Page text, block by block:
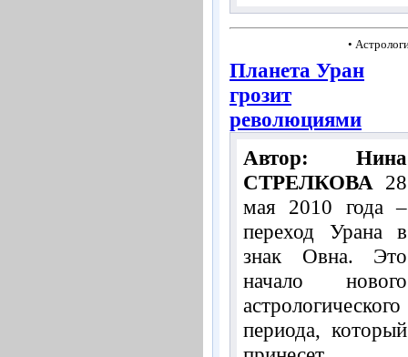
•
Планета Уран
грозит
революциями
Автор: Нина
СТРЕЛКОВА 28
мая 2010 года –
переход Урана в
знак Овна. Это
начало нового
астрологического
периода, который